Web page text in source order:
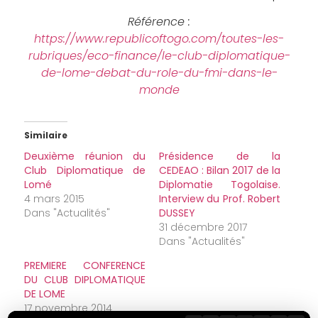
Référence :
https://www.republicoftogo.com/toutes-les-
rubriques/eco-finance/le-club-diplomatique-
de-lome-debat-du-role-du-fmi-dans-le-
monde
Similaire
Deuxième réunion du
Club Diplomatique de
Lomé
4 mars 2015
Dans "Actualités"
Présidence de la
CEDEAO : Bilan 2017 de la
Diplomatie Togolaise.
Interview du Prof. Robert
DUSSEY
31 décembre 2017
Dans "Actualités"
PREMIERE CONFERENCE
DU CLUB DIPLOMATIQUE
DE LOME
17 novembre 2014